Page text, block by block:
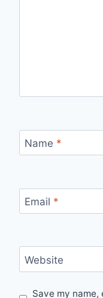
Name *
Email *
Website
Save my